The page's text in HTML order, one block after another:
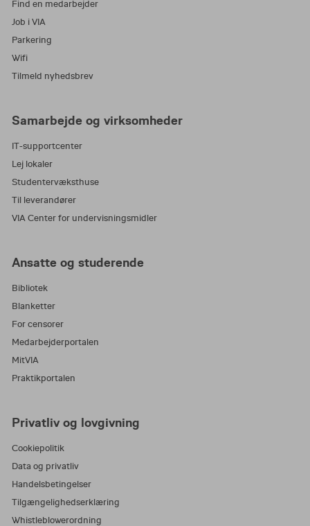
Find en medarbejder
Job i VIA
Parkering
Wifi
Tilmeld nyhedsbrev
Samarbejde og virksomheder
IT-supportcenter
Lej lokaler
Studentervæksthuse
Til leverandører
VIA Center for undervisningsmidler
Ansatte og studerende
Bibliotek
Blanketter
For censorer
Medarbejderportalen
MitVIA
Praktikportalen
Privatliv og lovgivning
Cookiepolitik
Data og privatliv
Handelsbetingelser
Tilgængelighedserklæring
Whistleblowerordning